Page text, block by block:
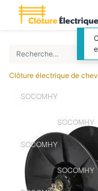
Clôture électrique de